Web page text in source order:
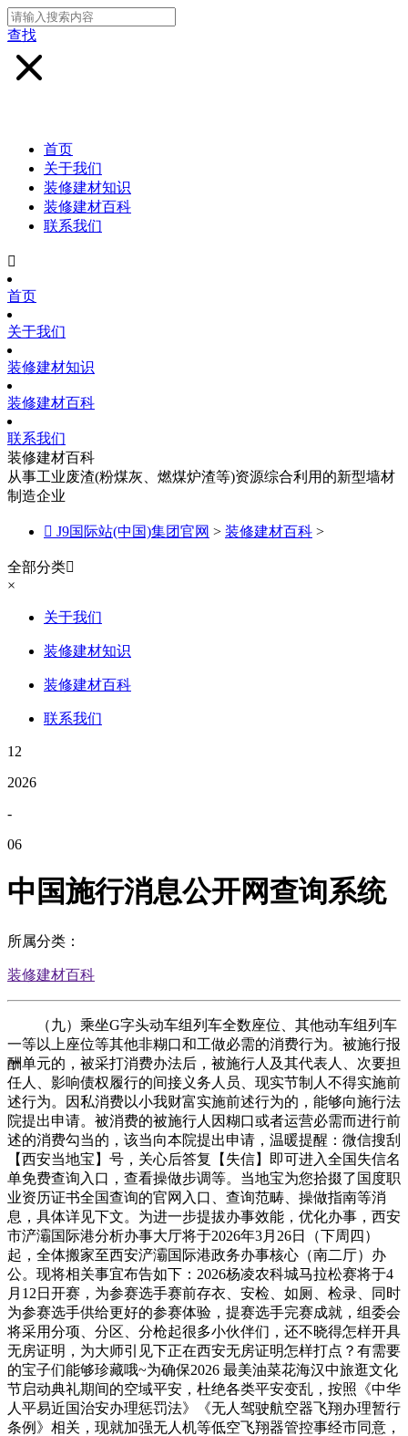
查找
首页
关于我们
装修建材知识
装修建材百科
联系我们

首页
关于我们
装修建材知识
装修建材百科
联系我们
装修建材百科
从事工业废渣(粉煤灰、燃煤炉渣等)资源综合利用的新型墙材
制造企业
 J9国际站(中国)集团官网 > 装修建材百科 >
全部分类
×
关于我们
装修建材知识
装修建材百科
联系我们
12
2026
-
06
中国施行消息公开网查询系统
所属分类：
装修建材百科
（九）乘坐G字头动车组列车全数座位、其他动车组列车
一等以上座位等其他非糊口和工做必需的消费行为。被施行报
酬单元的，被采打消费办法后，被施行人及其代表人、次要担
任人、影响债权履行的间接义务人员、现实节制人不得实施前
述行为。因私消费以小我财富实施前述行为的，能够向施行法
院提出申请。被消费的被施行人因糊口或者运营必需而进行前
述的消费勾当的，该当向本院提出申请，温暖提醒：微信搜刮
【西安当地宝】号，关心后答复【失信】即可进入全国失信名
单免费查询入口，查看操做步调等。当地宝为您拾掇了国度职
业资历证书全国查询的官网入口、查询范畴、操做指南等消
息，具体详见下文。为进一步提拔办事效能，优化办事，西安
市浐灞国际港分析办事大厅将于2026年3月26日（下周四）
起，全体搬家至西安浐灞国际港政务办事核心（南二厅）办
公。现将相关事宜布告如下：2026杨凌农科城马拉松赛将于4
月12日开赛，为参赛选手赛前存衣、安检、如厕、检录、同时
为参赛选手供给更好的参赛体验，提赛选手完赛成就，组委会
将采用分项、分区、分枪起很多小伙伴们，还不晓得怎样开具
无房证明，为大师引见下正在西安无房证明怎样打点？有需要
的宝子们能够珍藏哦~为确保2026 最美油菜花海汉中旅逛文化
节启动典礼期间的空域平安，杜绝各类平安变乱，按照《中华
人平易近国治安办理惩罚法》《无人驾驶航空器飞翔办理暂行
条例》相关，现就加强无人机等低空飞翔器管控事经市同意，